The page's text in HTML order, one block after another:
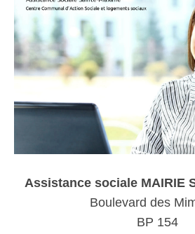
Assistance sociale MAIRIE
Boulevard des
BP 154